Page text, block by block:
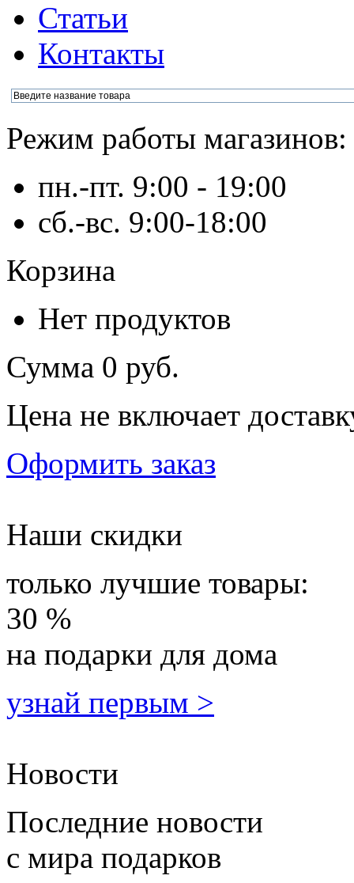
Статьи
Контакты
Режим работы магазинов:
пн.-пт. 9:00 - 19:00
сб.-вс. 9:00-18:00
Корзина
Нет продуктов
Сумма 0 руб.
Цена не включает
Оформить заказ
Наши скидки
только лучшие товары:
30 %
на подарки для дома
узнай первым >
Новости
Последние новости
с мира подарков